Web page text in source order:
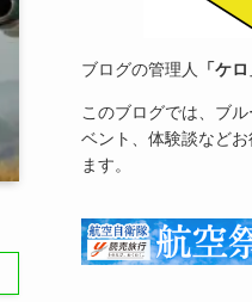
ブログの管理人 「ケロ
このブログでは、ブ
ベント、体験談など
ます。